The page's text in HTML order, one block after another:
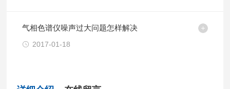
气相色谱仪噪声过大问题怎样解决
2017-01-18